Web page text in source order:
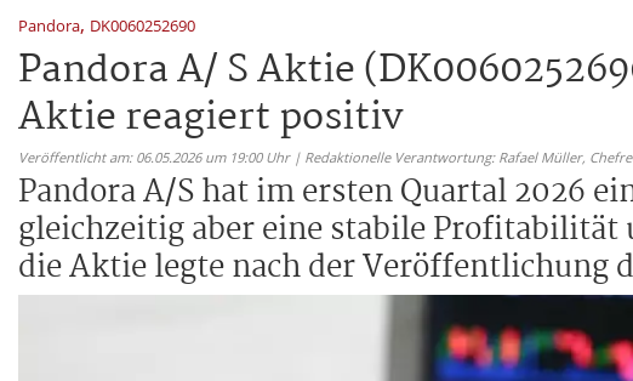
Pandora, DK0060252690
Pandora A/ S Aktie
Aktie reagiert positiv
Veröffentlicht am: 06.05.2026 um 19:00 Uhr | Redaktionelle Verantwortung: Rafael Müller,
Pandora A/S hat im ersten Quartal 2026
gleichzeitig aber eine stabile Profitabilität
die Aktie legte nach der Veröffentlichung